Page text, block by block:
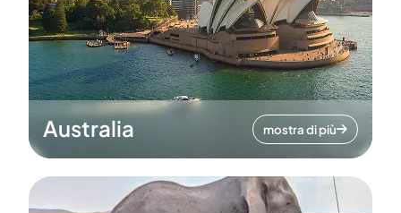
Australia mostra di più